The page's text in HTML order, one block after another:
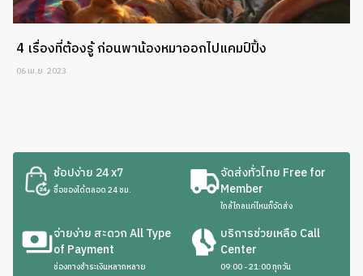
4 เรื่องที่ต้องรู้ ก่อนพาน้องหมาออกไปแคมป์ปิ้ง
06 เม.ย. 2023
ช้อปง่าย 24 x7
ซื้อของได้ตลอด 24 ชม.
จัดส่งทั่วไทย Free for
Member
ใกล้ไกลแค่ไหนก็จัดส่ง
จ่ายง่าย สะดวก All Type
of Payment
ช่องทางชำระเงินหลากหลาย
บริการช่วยเหลือ Call
Center
09:00 - 21:00 ทุกวัน